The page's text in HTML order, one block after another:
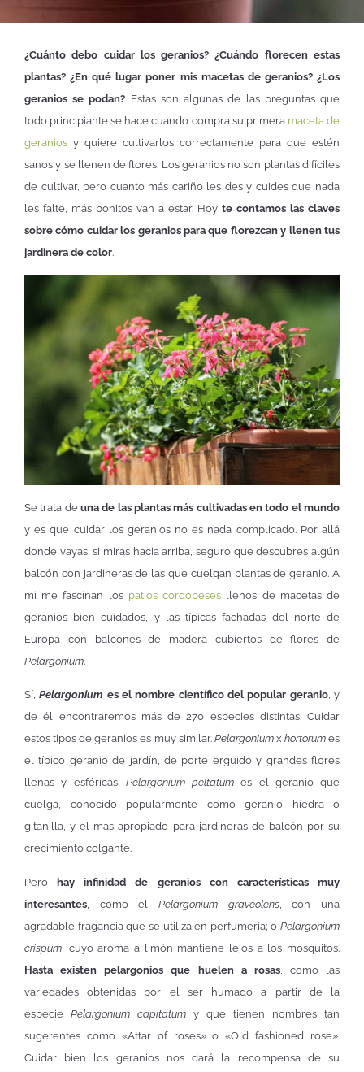
¿Cuánto debo cuidar los geranios? ¿Cuándo florecen estas
plantas? ¿En qué lugar poner mis macetas de geranios? ¿Los
geranios se podan? Estas son algunas de las preguntas que
todo principiante se hace cuando compra su primera maceta de
geranios y quiere cultivarlos correctamente para que estén
sanos y se llenen de flores. Los geranios no son plantas difíciles
de cultivar, pero cuanto más cariño les des y cuides que nada
les falte, más bonitos van a estar. Hoy te contamos las claves
sobre cómo cuidar los geranios para que florezcan y llenen tus
jardinera de color.
Se trata deuna de las plantas más cultivadas en todo el mundo
y es que cuidar los geranios no es nada complicado. Por allá
donde vayas, si miras hacia arriba, seguro que descubres algún
balcón con jardineras de las que cuelgan plantas de geranio. A
mi me fascinan los patios cordobeses llenos de macetas de
geranios bien cuidados, y las típicas fachadas del norte de
Europa con balcones de madera cubiertos de flores de
Pelargonium.
Sí,Pelargonium es el nombre científico del popular geranio, y
de él encontraremos más de 270 especies distintas. Cuidar
estos tipos de geranios es muy similar. Pelargoniumx hortorumes
el típico geranio de jardín, de porte erguido y grandes flores
llenas y esféricas. Pelargonium peltatum es el geranio que
cuelga, conocido popularmente como geranio hiedra o
gitanilla, y el más apropiado para jardineras de balcón por su
crecimiento colgante.
Perohay infinidad de geranios con características muy
interesantes , como el Pelargonium graveolens, con una
agradable fragancia que se utiliza en perfumería; o Pelargonium
crispum , cuyo aroma a limón mantiene lejos a los mosquitos.
Hasta existen pelargonios que huelen a rosas, como las
variedades obtenidas por el ser humado a partir de la
especie Pelargonium capitatum y que tienen nombres tan
sugerentes como «Attar of roses» o «Old fashioned rose».
Cuidar bien los geranios nos dará la recompensa de su